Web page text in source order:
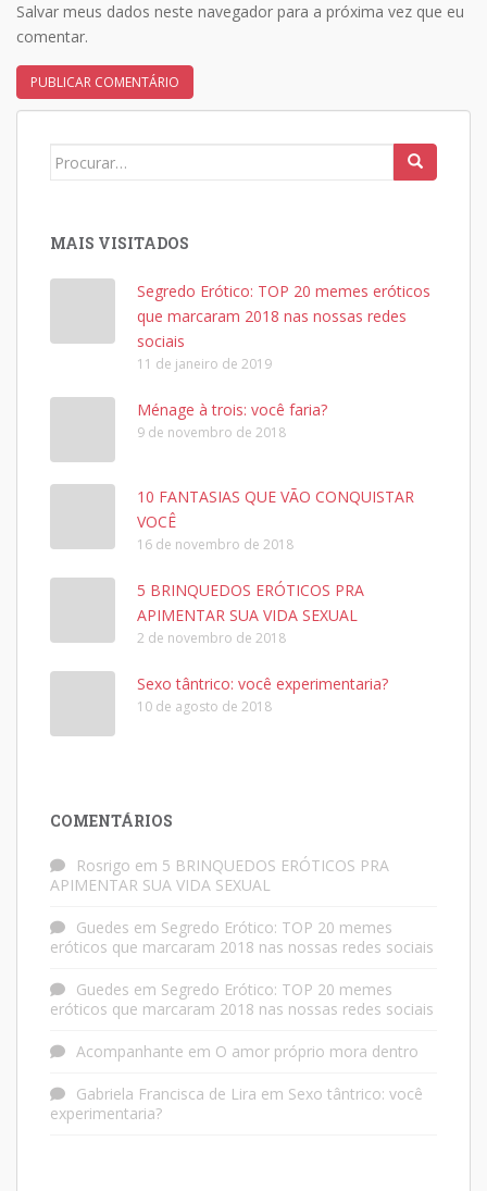
Salvar meus dados neste navegador para a próxima vez que eu
comentar.
Search
MAIS VISITADOS
Segredo Erótico: TOP 20 memes eróticos
que marcaram 2018 nas nossas redes
sociais
11 de janeiro de 2019
Ménage à trois: você faria?
9 de novembro de 2018
10 FANTASIAS QUE VÃO CONQUISTAR
VOCÊ
16 de novembro de 2018
5 BRINQUEDOS ERÓTICOS PRA
APIMENTAR SUA VIDA SEXUAL
2 de novembro de 2018
Sexo tântrico: você experimentaria?
10 de agosto de 2018
COMENTÁRIOS
Rosrigo em 5 BRINQUEDOS ERÓTICOS PRA
APIMENTAR SUA VIDA SEXUAL
Guedes em Segredo Erótico: TOP 20 memes
eróticos que marcaram 2018 nas nossas redes sociais
Guedes em Segredo Erótico: TOP 20 memes
eróticos que marcaram 2018 nas nossas redes sociais
Acompanhante em O amor próprio mora dentro
Gabriela Francisca de Lira em Sexo tântrico: você
experimentaria?